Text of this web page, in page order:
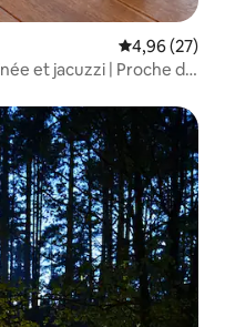
Évaluation
4,96 (27)
et jacuzzi | Proche de
appréciés